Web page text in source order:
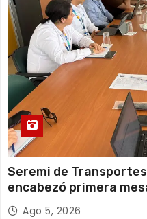
Seremi de
encabezó primera
retiro de cables en
Ago 5, 2026